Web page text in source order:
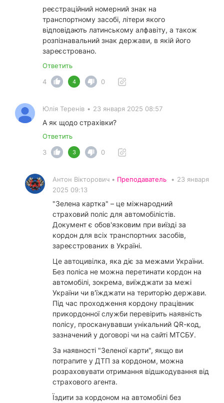
реєстраційний номерний знак на
транспортному засобі, літери якого
відповідають латинському алфавіту, а також
розпізнавальний знак держави, в якій його
зареєстровано.
Ответить
4
4 0
Юлія Теренів • 23 января 2025 08:57
А як щодо страхівки?
Ответить
3
3 0
Антон Вікторович • Преподаватель • 23 января
2025 09:13
"Зелена картка" – це міжнародний
страховий поліс для автомобілістів.
Документ є обов'язковим при виїзді за
кордон для всіх транспортних засобів,
зареєстрованих в Україні.
Це автоцивілка, яка діє за межами України.
Без поліса не можна перетинати кордон на
автомобілі, зокрема, виїжджати за межі
України чи в'їжджати на територію держави.
Під час проходження кордону працівник
прикордонної служби перевірить наявність
полісу, просканувавши унікальний QR-код,
зазначений у договорі чи на сайті МТСБУ.
За наявності "Зеленої карти", якщо ви
потрапите у ДТП за кордоном, можна
розраховувати отримання відшкодування від
страхового агента.
Їздити за кордоном на автомобілі без